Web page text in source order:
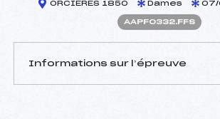
ORCIERES 1850 Dames 07/
AAPF0332.FFS
Informations sur l’épreuve